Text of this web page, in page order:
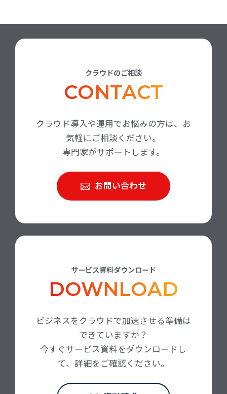
クラウドのご相談
CONTACT
クラウド導入や運用でお悩みの方は、お
気軽にご相談ください。
専門家がサポートします。
お問い合わせ
サービス資料ダウンロード
DOWNLOAD
ビジネスをクラウドで加速させる準備は
できていますか？
今すぐサービス資料をダウンロードし
て、詳細をご確認ください。